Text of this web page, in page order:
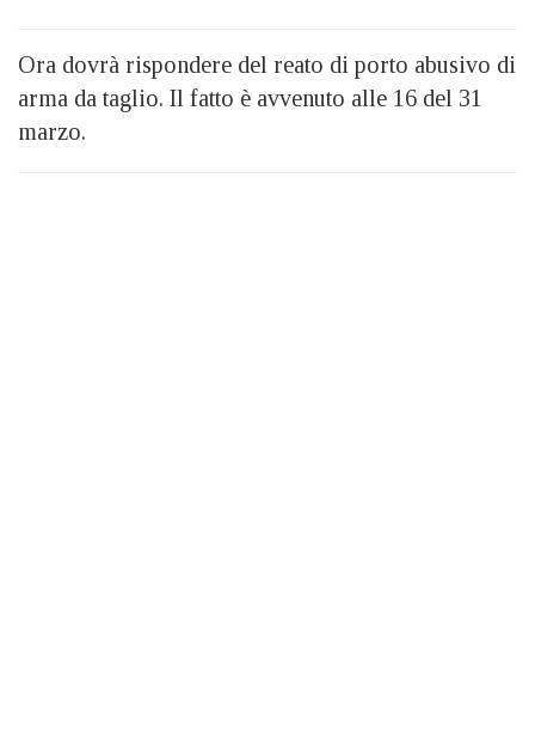
Ora dovrà rispondere del reato di porto abusivo di
arma da taglio. Il fatto è avvenuto alle 16 del 31
marzo.